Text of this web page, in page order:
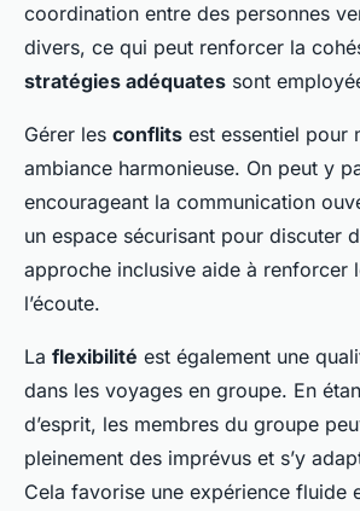
coordination entre des personnes
divers, ce qui peut renforcer la
stratégies adéquates sont
Gérer les conflits est essentiel pour
ambiance harmonieuse. On peut y
encourageant la communication
un espace sécurisant pour discuter
approche inclusive aide à renforcer
l’écoute.
La flexibilité est également une
dans les voyages en groupe. En
d’esprit, les membres du groupe
pleinement des imprévus et s’y
Cela favorise une expérience fluide